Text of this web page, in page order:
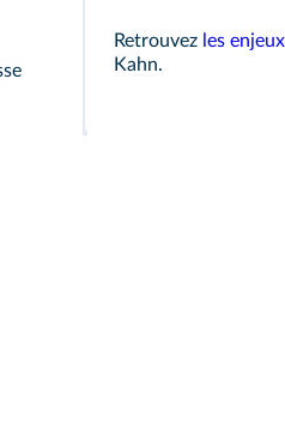
Retrouvez les
Kahn.